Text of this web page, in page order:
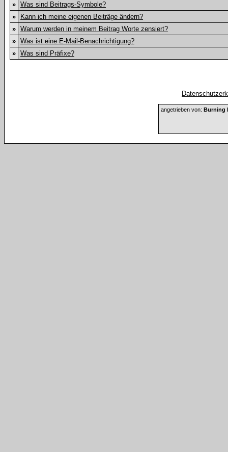
» Was sind Beitrags-Symbole?
»
Kann ich meine eigenen Beiträge ändern?
» Warum werden in meinem Beitrag Worte zensiert?
» Was ist eine E-Mail-Benachrichtigung?
» Was sind Präfixe?
angetrieben von: Burning